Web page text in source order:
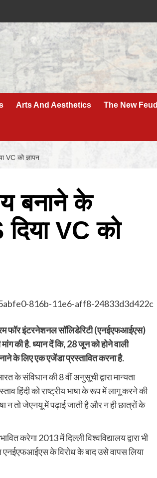
Arts And Aesthetics The New
VC को ज्ञापन
बनाने के
VC को
फॉर इंटरनेशनल सॉलिडेरिटी (एनईएफआईएस)
की है. ध्यान दें कि, 28 जून को होने वाली
के लिए एक एजेंडा प्रस्तावित करना है.
के संविधान की 8 वीं अनुसूची द्वारा मान्यता
हिंदी को राष्ट्रीय भाषा के रूप में लागू करने की
न तो जेएनयू में पढ़ाई जाती है और न ही छात्रों के
करेगा 2013 में दिल्ली विश्वविद्यालय द्वारा भी
एनईएफआईएस के विरोध के बाद उसे वापस लिया